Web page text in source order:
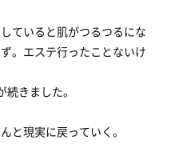
ていると肌がつるつるにな
。エステ行ったことないけ
きました。
と現実に戻っていく。